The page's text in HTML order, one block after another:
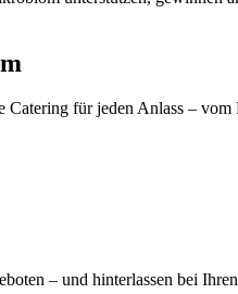
für jeden Anlass –
– und hinterlassen bei